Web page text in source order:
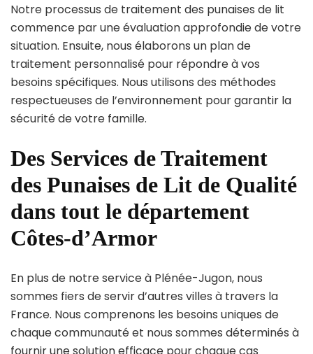
Notre processus de traitement des punaises de lit
commence par une évaluation approfondie de votre
situation. Ensuite, nous élaborons un plan de
traitement personnalisé pour répondre à vos
besoins spécifiques. Nous utilisons des méthodes
respectueuses de l’environnement pour garantir la
sécurité de votre famille.
Des Services de Traitement
des Punaises de Lit de Qualité
dans tout le département
Côtes-d’Armor
En plus de notre service à Plénée-Jugon, nous
sommes fiers de servir d’autres villes à travers la
France. Nous comprenons les besoins uniques de
chaque communauté et nous sommes déterminés à